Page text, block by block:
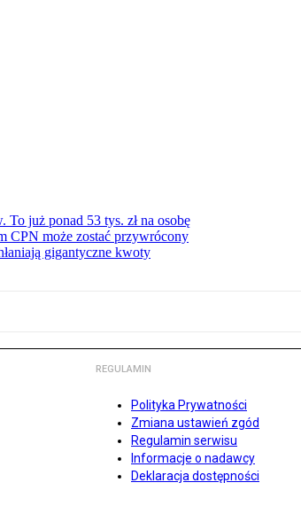
już ponad 53 tys. zł na osobę
CPN może zostać przywrócony
gigantyczne kwoty
REGULAMIN
Polityka Prywatności
Zmiana ustawień zgód
Regulamin serwisu
Informacje o nadawcy
Deklaracja dostępności